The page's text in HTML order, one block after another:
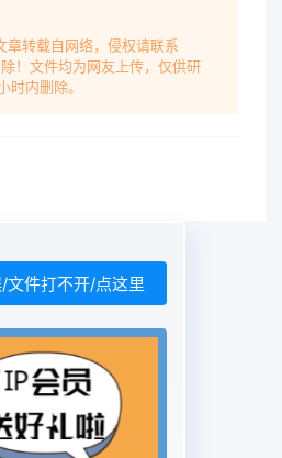
章转载自网络，侵权请联系
！文件均为网友上传，仅供研
时内删除。
文件打不开/点这里